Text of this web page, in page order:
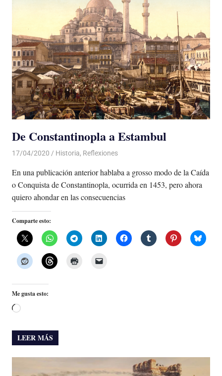
De Constantinopla a Estambul
17/04/2020 De todo un Poco
Historia, Reflexiones
En una publicación anterior hablaba a grosso modo de la Caída
o Conquista de Constantinopla, ocurrida en 1453, pero ahora
quiero ahondar en las consecuencias
Comparte esto:
Me gusta esto:
Cargando...
LEER MÁS